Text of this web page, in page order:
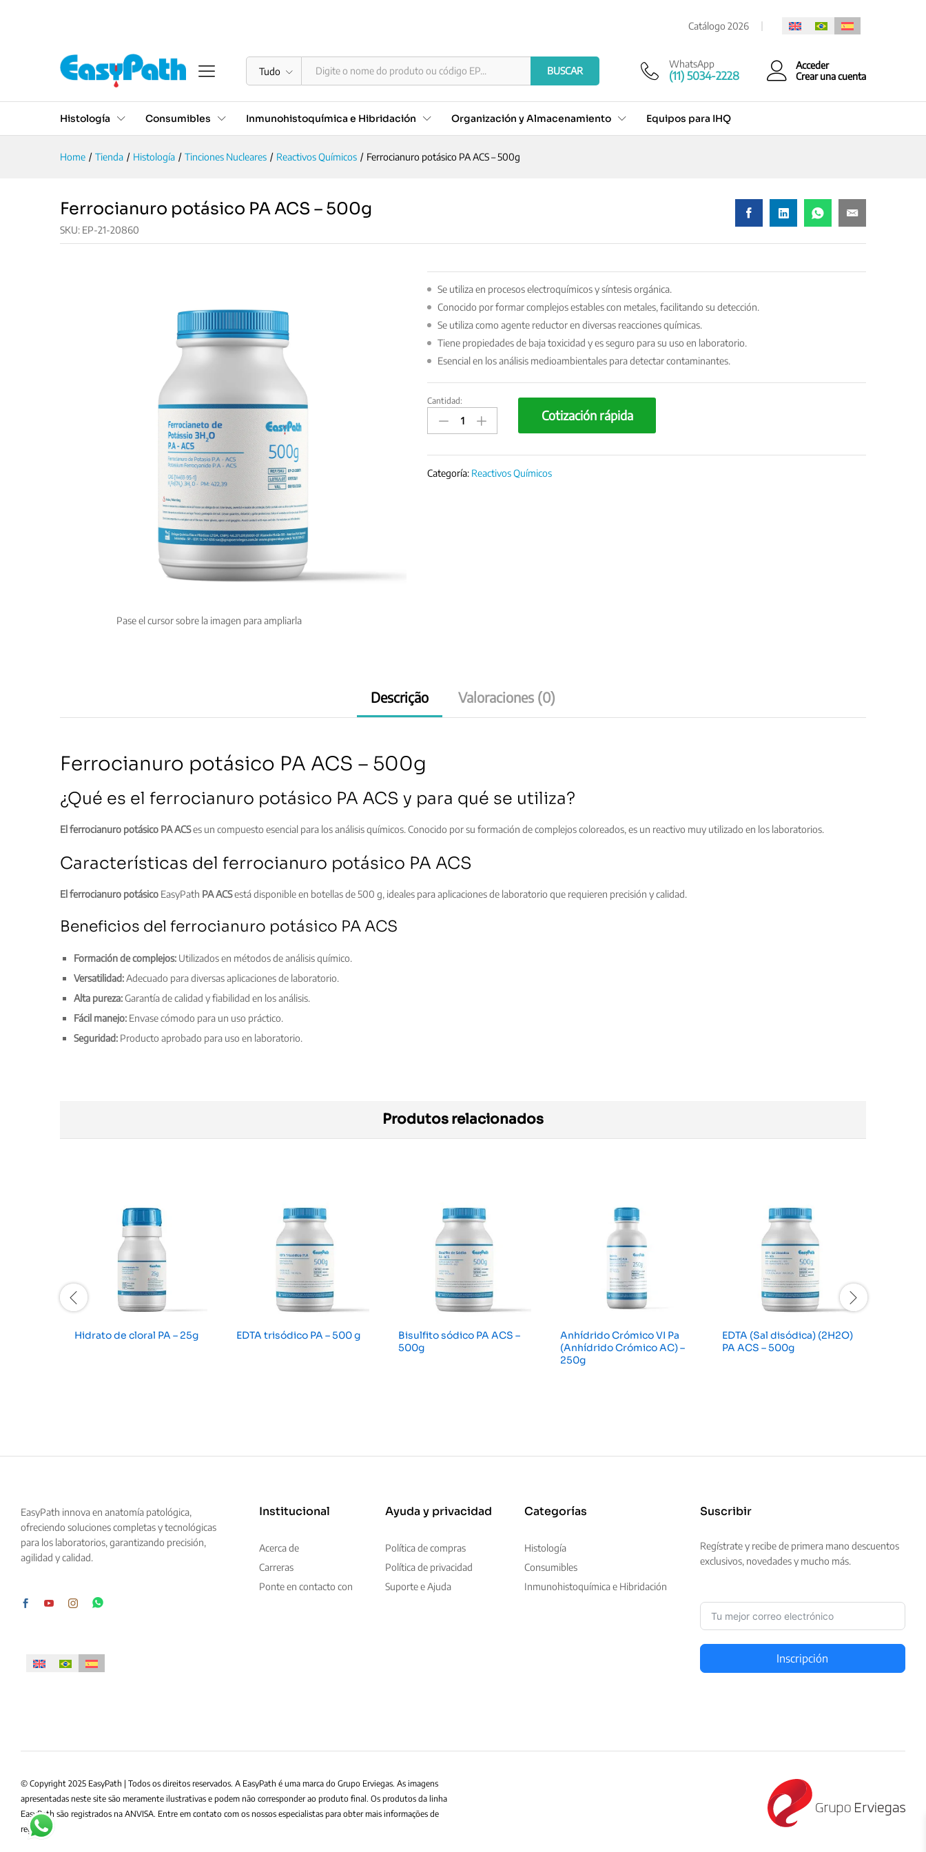
Catálogo 2026
Tudo BUSCAR
WhatsApp
(11) 5034-2228
Acceder
Crear una cuenta
Histología Consumibles Inmunohistoquímica e Hibridación Organización y Almacenamiento Equipos para IHQ
Home / Tienda / Histología / Tinciones Nucleares / Reactivos Químicos / Ferrocianuro potásico PA ACS – 500g
Ferrocianuro potásico PA ACS – 500g
SKU: EP-21-20860
Pase el cursor sobre la imagen para ampliarla
Se utiliza en procesos electroquímicos y síntesis orgánica.
Conocido por formar complejos estables con metales, facilitando su detección.
Se utiliza como agente reductor en diversas reacciones químicas.
Tiene propiedades de baja toxicidad y es seguro para su uso en laboratorio.
Esencial en los análisis medioambientales para detectar contaminantes.
Ferrocianuro
potásico
PA
500g
Cantidad:
Cotización rápida
Categoría: Reactivos Químicos
Descrição Valoraciones (0)
Ferrocianuro potásico PA ACS – 500g
¿Qué es el ferrocianuro potásico PA ACS y para qué se utiliza?
El ferrocianuro potásico PA ACSes un compuesto esencial para los análisis químicos. Conocido por su formación de complejos coloreados, es un reactivo muy utilizado en los laboratorios.
Características del ferrocianuro potásico PA ACS
El ferrocianuro potásico EasyPath PA ACSestá disponible en botellas de 500 g, ideales para aplicaciones de laboratorio que requieren precisión y calidad.
Beneficios del ferrocianuro potásico PA ACS
Formación de complejos: Utilizados en métodos de análisis químico.
Versatilidad:Adecuado para diversas aplicaciones de laboratorio.
Alta pureza:Garantía de calidad y fiabilidad en los análisis.
Fácil manejo: Envase cómodo para un uso práctico.
Seguridad: Producto aprobado para uso en laboratorio.
Produtos relacionados
Hidrato de cloral PA – 25g EDTA trisódico PA – 500 g
Bisulfito sódico PA ACS –
500g
Anhídrido Crómico VI Pa
(Anhídrido Crómico AC) –
250g
EDTA (Sal disódica) (2H2O)
PA ACS – 500g
EasyPath innova en anatomía patológica,
ofreciendo soluciones completas y tecnológicas
para los laboratorios, garantizando precisión,
agilidad y calidad.
Institucional
Acerca de
Carreras
Ponte en contacto con
Ayuda y privacidad
Política de compras
Política de privacidad
Suporte e Ajuda
Categorías
Histología
Consumibles
Inmunohistoquímica e Hibridación
Suscribir
Regístrate y recibe de primera mano descuentos
exclusivos, novedades y mucho más.
Inscripción
© Copyright 2025 EasyPath | Todos os direitos reservados. A EasyPath é uma marca do Grupo Erviegas. As imagens
apresentadas neste site são meramente ilustrativas e podem não corresponder ao produto final. Os produtos da linha
EasyPath são registrados na ANVISA. Entre em contato com os nossos especialistas para obter mais informações de
registro.